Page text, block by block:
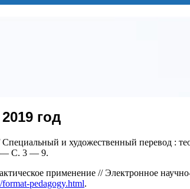
год
и художественный перевод :
― С. 3 ― 9.
применение // Электронное научно-
pedagogy.html.